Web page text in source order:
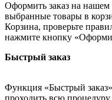
Оформить заказ на нашем
выбранные товары в
Корзина, проверьте
нажмите кнопку
Быстрый заказ
Функция «Быстрый